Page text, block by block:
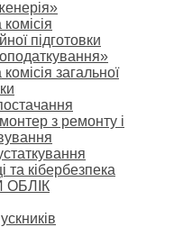
підготовки
оподаткування»
загальної
з ремонту і
та кібербезпека
ОБЛІК